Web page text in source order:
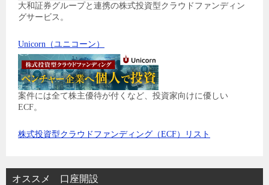
大和証券グループと連携の株式投資型クラウドファンディン
グサービス。
Unicorn（ユニコーン）
案件には全て株主優待が付くなど、投資家向けに優しい
ECF。
株式投資型クラウドファンディング（ECF）リスト
オススメ 口座開設